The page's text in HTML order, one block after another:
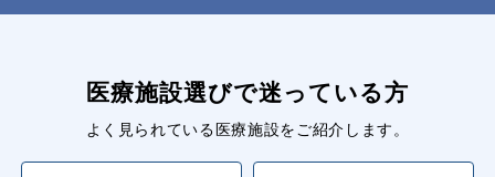
医療施設選びで迷っている方
よく見られている医療施設をご紹介します。